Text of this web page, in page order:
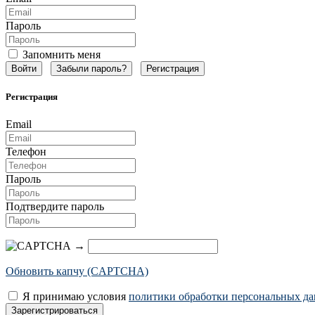
Пароль
Запомнить меня
Забыли пароль? Регистрация
Регистрация
Email
Телефон
Пароль
Подтвердите пароль
→
Обновить капчу (CAPTCHA)
Я принимаю условия политики обработки персональных